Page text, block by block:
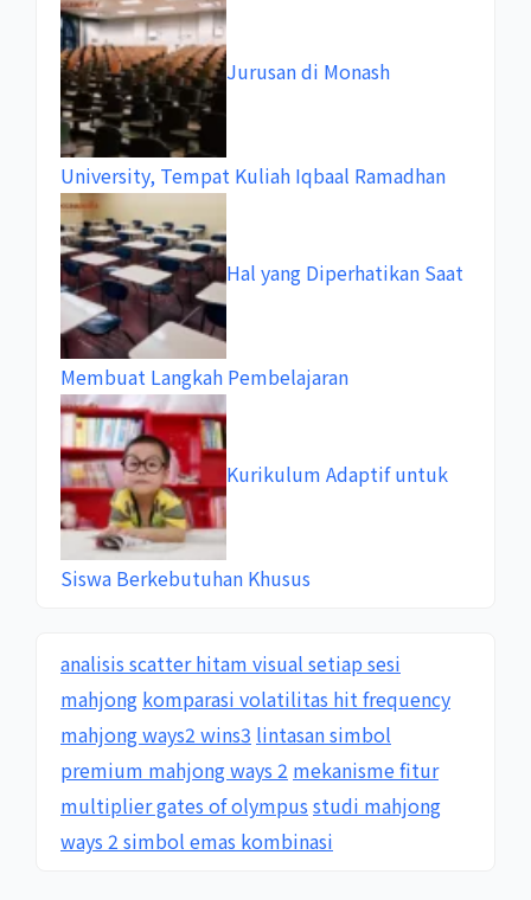
Jurusan di Monash
University, Tempat Kuliah Iqbaal Ramadhan
Hal yang Diperhatikan Saat
Membuat Langkah Pembelajaran
Kurikulum Adaptif untuk
Siswa Berkebutuhan Khusus
analisis scatter hitam visual setiap sesi
mahjong komparasi volatilitas hit frequency
mahjong ways2 wins3 lintasan simbol
premium mahjong ways 2 mekanisme fitur
multiplier gates of olympus studi mahjong
ways 2 simbol emas kombinasi